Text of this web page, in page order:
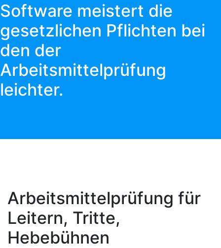
Software meistert die
gesetzlichen Pflichten bei
den der
Arbeitsmittelprüfung
leichter.
Arbeitsmittelprüfung für
Leitern, Tritte,
Hebebühnen